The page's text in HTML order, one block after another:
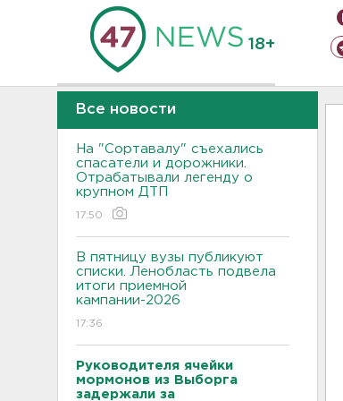
18+
Все новости
На "Сортавалу" съехались
спасатели и дорожники.
Отрабатывали легенду о
крупном ДТП
17:50
В пятницу вузы публикуют
списки. Ленобласть подвела
итоги приемной
кампании-2026
17:36
Руководителя ячейки
мормонов из Выборга
задержали за